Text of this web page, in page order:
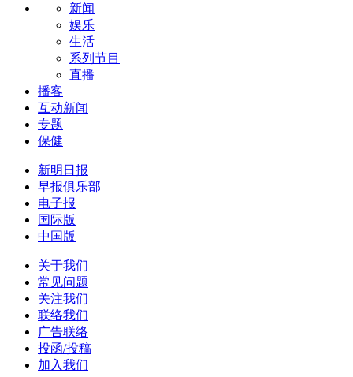
新闻
娱乐
生活
系列节目
直播
播客
互动新闻
专题
保健
新明日报
早报俱乐部
电子报
国际版
中国版
关于我们
常见问题
关注我们
联络我们
广告联络
投函/投稿
加入我们